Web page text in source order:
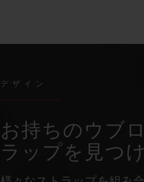
デザイン
お持ちのウブ
ラップを見つ